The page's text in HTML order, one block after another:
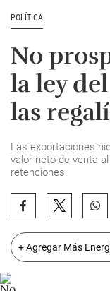
POLÍTICA
No
la ley
las
Las exportaciones
valor neto de venta
retenciones.
+ Agregar Más